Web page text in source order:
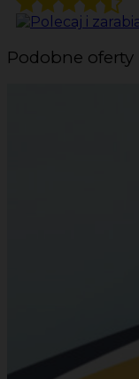
Podobne oferty